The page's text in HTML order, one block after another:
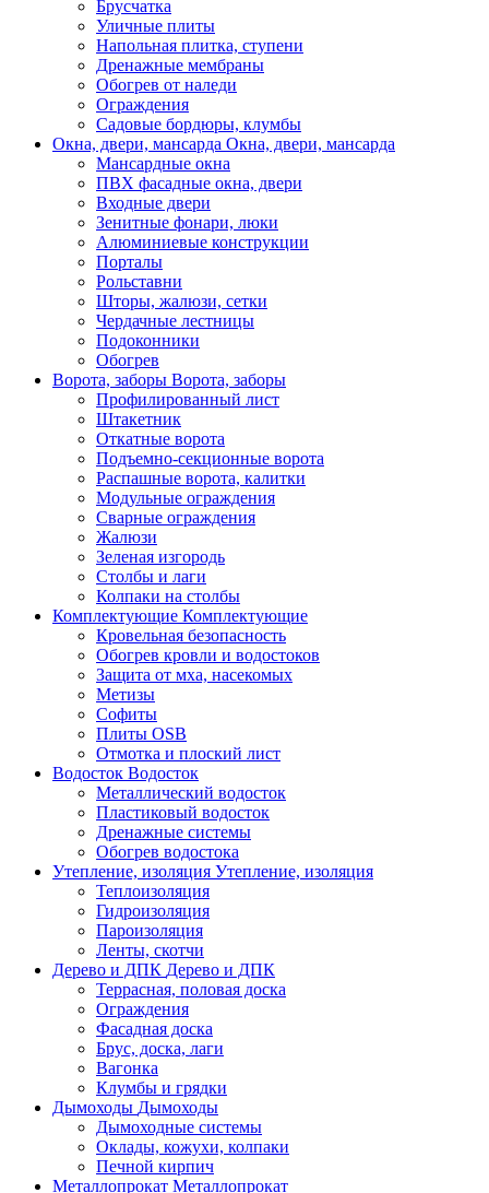
Брусчатка
Уличные плиты
Напольная плитка, ступени
Дренажные мембраны
Обогрев от наледи
Ограждения
Садовые бордюры, клумбы
Окна, двери, мансарда Окна, двери, мансарда
Мансардные окна
ПВХ фасадные окна, двери
Входные двери
Зенитные фонари, люки
Алюминиевые конструкции
Порталы
Рольставни
Шторы, жалюзи, сетки
Чердачные лестницы
Подоконники
Обогрев
Ворота, заборы Ворота, заборы
Профилированный лист
Штакетник
Откатные ворота
Подъемно-секционные ворота
Распашные ворота, калитки
Модульные ограждения
Сварные ограждения
Жалюзи
Зеленая изгородь
Столбы и лаги
Колпаки на столбы
Комплектующие Комплектующие
Кровельная безопасность
Обогрев кровли и водостоков
Защита от мха, насекомых
Метизы
Софиты
Плиты OSB
Отмотка и плоский лист
Водосток Водосток
Металлический водосток
Пластиковый водосток
Дренажные системы
Обогрев водостока
Утепление, изоляция Утепление, изоляция
Теплоизоляция
Гидроизоляция
Пароизоляция
Ленты, скотчи
Дерево и ДПК Дерево и ДПК
Террасная, половая доска
Ограждения
Фасадная доска
Брус, доска, лаги
Вагонка
Клумбы и грядки
Дымоходы Дымоходы
Дымоходные системы
Оклады, кожухи, колпаки
Печной кирпич
Металлопрокат Металлопрокат